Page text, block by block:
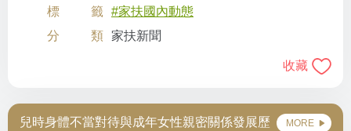
標籤
#家扶國內動態
分類 家扶新聞
收藏
兒時身體不當對待與成年女性親密關係發展歷
MORE